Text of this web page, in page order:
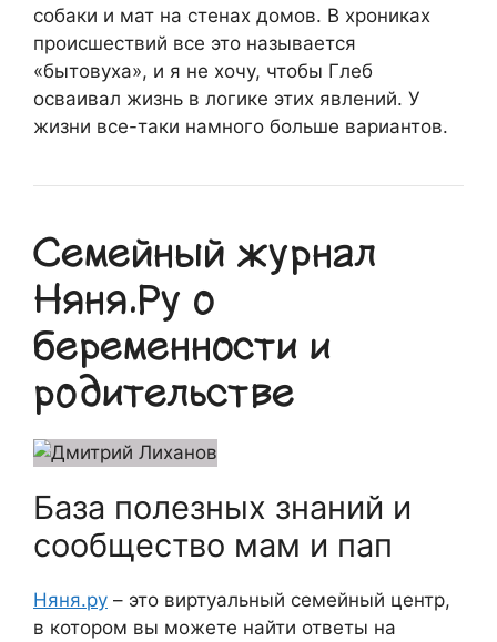
собаки и мат на стенах домов. В хрониках
происшествий все это называется
«бытовуха», и я не хочу, чтобы Глеб
осваивал жизнь в логике этих явлений. У
жизни все-таки намного больше вариантов.
Семейный журнал
Няня.Ру о
беременности и
родительстве
База полезных знаний и
сообщество мам и пап
Няня.ру – это виртуальный семейный центр,
в котором вы можете найти ответы на